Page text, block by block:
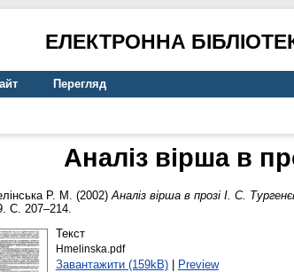
ЕЛЕКТРОННА
Перегляд
Аналіз вірша в
Р. М. (2002)Аналіз вірша в прозі І. С.
С. 207–214.
Текст
Hmelinska.pdf
Завантажити (159kB)| Preview